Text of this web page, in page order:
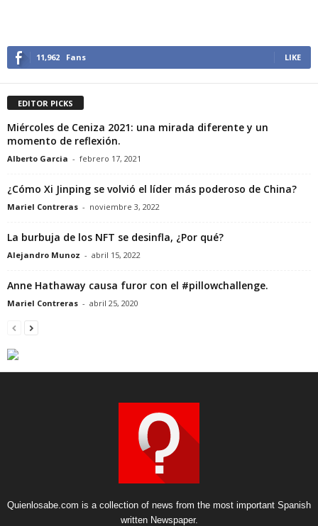
11,962 Fans LIKE
EDITOR PICKS
Miércoles de Ceniza 2021: una mirada diferente y un
momento de reflexión.
Alberto Garcia - febrero 17, 2021
¿Cómo Xi Jinping se volvió el líder más poderoso de China?
Mariel Contreras - noviembre 3, 2022
La burbuja de los NFT se desinfla, ¿Por qué?
Alejandro Munoz - abril 15, 2022
Anne Hathaway causa furor con el #pillowchallenge.
Mariel Contreras - abril 25, 2020
Quienlosabe.com is a collection of news from the most important Spanish
written Newspaper.